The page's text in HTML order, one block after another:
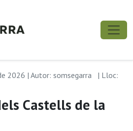
2026 | Autor: somsegarra
| Lloc:
Castells de la